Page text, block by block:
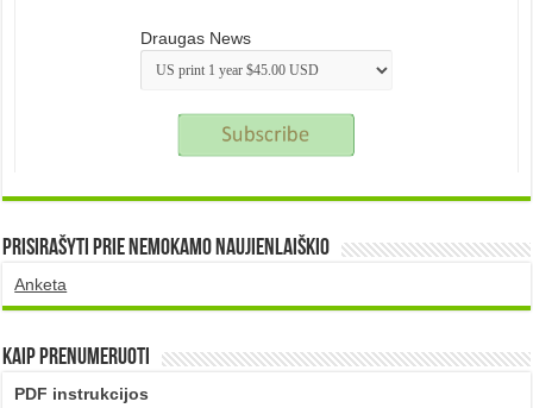
Draugas News
Prisirašyti prie nemokamo naujienlaiškio
Anketa
Kaip prenumeruoti
PDF instrukcijos